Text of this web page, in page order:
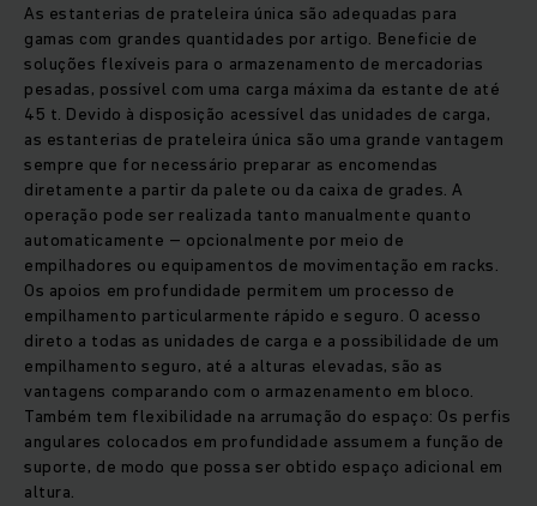
As estanterias de prateleira única são adequadas para
gamas com grandes quantidades por artigo. Beneficie de
soluções flexíveis para o armazenamento de mercadorias
pesadas, possível com uma carga máxima da estante de até
45 t. Devido à disposição acessível das unidades de carga,
as estanterias de prateleira única são uma grande vantagem
sempre que for necessário preparar as encomendas
diretamente a partir da palete ou da caixa de grades. A
operação pode ser realizada tanto manualmente quanto
automaticamente – opcionalmente por meio de
empilhadores ou equipamentos de movimentação em racks.
Os apoios em profundidade permitem um processo de
empilhamento particularmente rápido e seguro. O acesso
direto a todas as unidades de carga e a possibilidade de um
empilhamento seguro, até a alturas elevadas, são as
vantagens comparando com o armazenamento em bloco.
Também tem flexibilidade na arrumação do espaço: Os perfis
angulares colocados em profundidade assumem a função de
suporte, de modo que possa ser obtido espaço adicional em
altura.